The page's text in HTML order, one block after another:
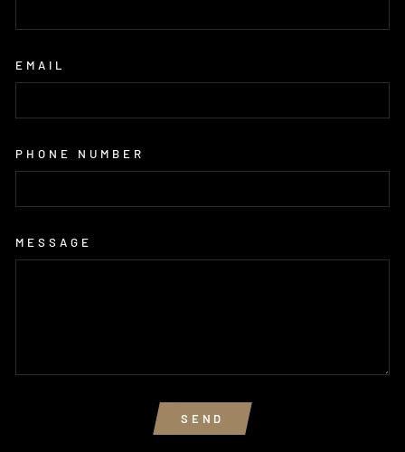
EMAIL
PHONE NUMBER
MESSAGE
SEND